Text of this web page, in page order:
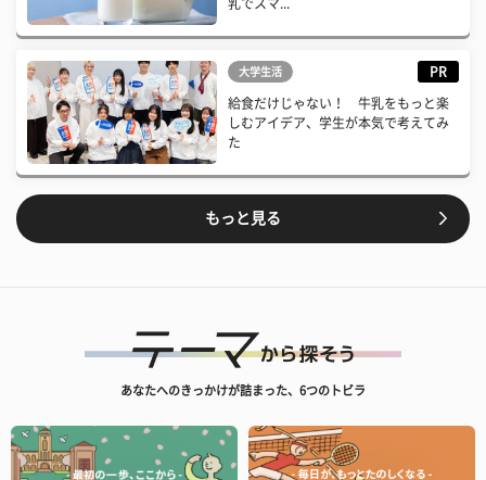
乳でスマ...
大学生活 PR
給食だけじゃない！ 牛乳をもっと楽
しむアイデア、学生が本気で考えてみ
た
もっと見る
あなたへのきっかけが詰まった、6つのトビラ